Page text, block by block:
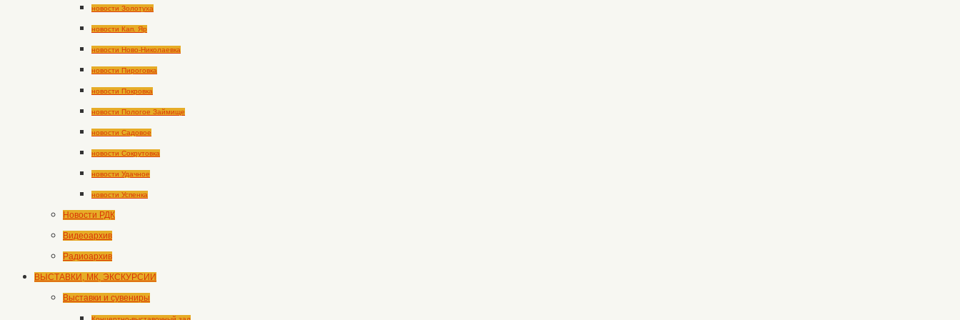
новости Золотуха
новости Кап. Яр
новости Ново-Николаевка
новости Пироговка
новости Покровка
новости Пологое Займище
новости Садовое
новости Сокрутовка
новости Удачное
новости Успенка
Новости РДК
Видеоархив
Радиоархив
ВЫСТАВКИ, МК, ЭКСКУРСИИ
Выставки и сувениры